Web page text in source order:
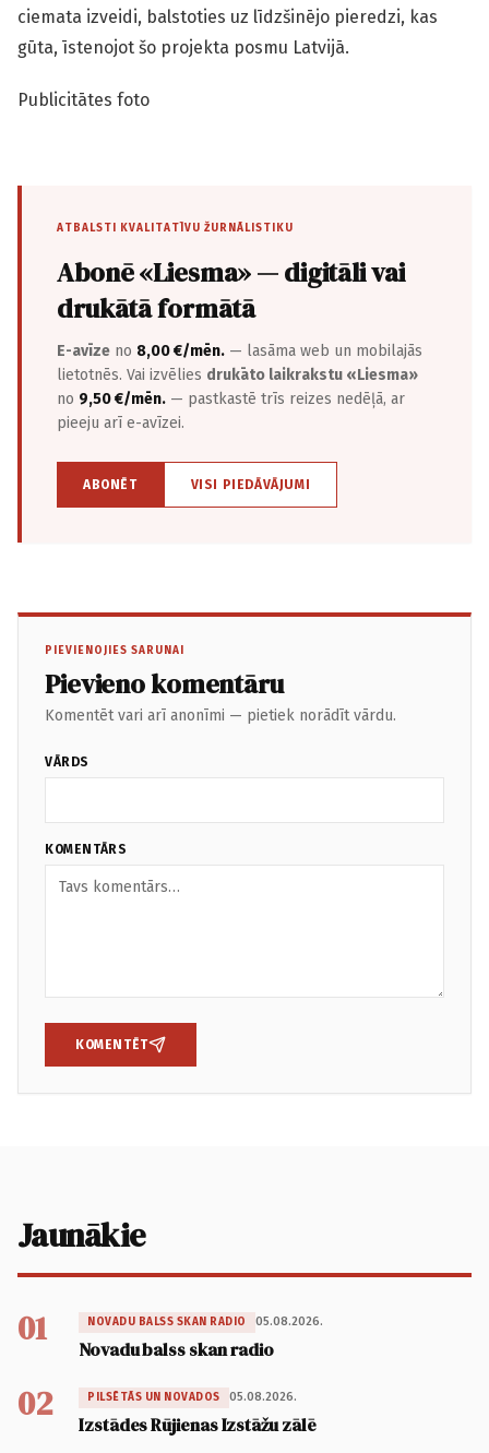
ciemata izveidi, balstoties uz līdzšinējo pieredzi, kas
gūta, īstenojot šo projekta posmu Latvijā.
Publicitātes foto
ATBALSTI KVALITATĪVU ŽURNĀLISTIKU
Abonē «Liesma» — digitāli vai
drukātā formātā
E-avīze no 8,00 €/mēn. — lasāma web un mobilajās
lietotnēs. Vai izvēlies drukāto laikrakstu «Liesma»
no 9,50 €/mēn. — pastkastē trīs reizes nedēļā, ar
pieeju arī e-avīzei.
ABONĒT VISI PIEDĀVĀJUMI
PIEVIENOJIES SARUNAI
Pievieno komentāru
Komentēt vari arī anonīmi — pietiek norādīt vārdu.
VĀRDS
KOMENTĀRS
KOMENTĒT
Jaunākie
01 NOVADU BALSS SKAN RADIO 05.08.2026.
Novadu balss skan radio
02 PILSĒTĀS UN NOVADOS 05.08.2026.
Izstādes Rūjienas Izstāžu zālē